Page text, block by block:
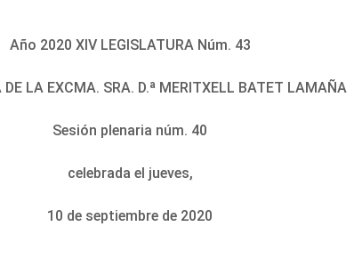
Año 2020 XIV LEGISLATURA Núm. 43
DE LA EXCMA. SRA. D.ª MERITXELL BATET LAMAÑA
Sesión plenaria núm. 40
celebrada el jueves,
10 de septiembre de 2020